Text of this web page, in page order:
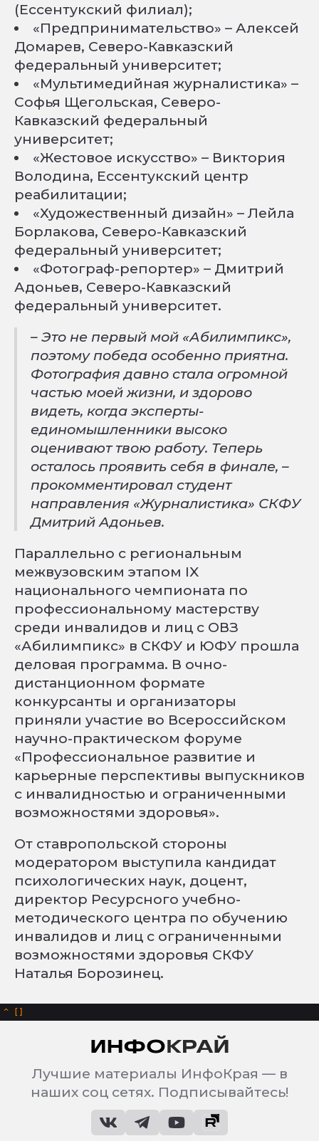
(Ессентукский филиал);
«Предпринимательство» – Алексей
Домарев, Северо-Кавказский
федеральный университет;
«Мультимедийная журналистика» –
Софья Щегольская, Северо-
Кавказский федеральный
университет;
«Жестовое искусство» – Виктория
Володина, Ессентукский центр
реабилитации;
«Художественный дизайн» – Лейла
Борлакова, Северо-Кавказский
федеральный университет;
«Фотограф-репортер» – Дмитрий
Адоньев, Северо-Кавказский
федеральный университет.
– Это не первый мой «Абилимпикс»,
поэтому победа особенно приятна.
Фотография давно стала огромной
частью моей жизни, и здорово
видеть, когда эксперты-
единомышленники высоко
оценивают твою работу. Теперь
осталось проявить себя в финале, –
прокомментировал студент
направления «Журналистика» СКФУ
Дмитрий Адоньев.
Параллельно с региональным
межвузовским этапом IX
национального чемпионата по
профессиональному мастерству
среди инвалидов и лиц с ОВЗ
«Абилимпикс» в СКФУ и ЮФУ прошла
деловая программа. В очно-
дистанционном формате
конкурсанты и организаторы
приняли участие во Всероссийском
научно-практическом форуме
«Профессиональное развитие и
карьерные перспективы выпускников
с инвалидностью и ограниченными
возможностями здоровья».
От ставропольской стороны
модератором выступила кандидат
психологических наук, доцент,
директор Ресурсного учебно-
методического центра по обучению
инвалидов и лиц с ограниченными
возможностями здоровья СКФУ
Наталья Борозинец.
^
Лучшие материалы ИнфоКрая — в
наших соц сетях. Подписывайтесь!